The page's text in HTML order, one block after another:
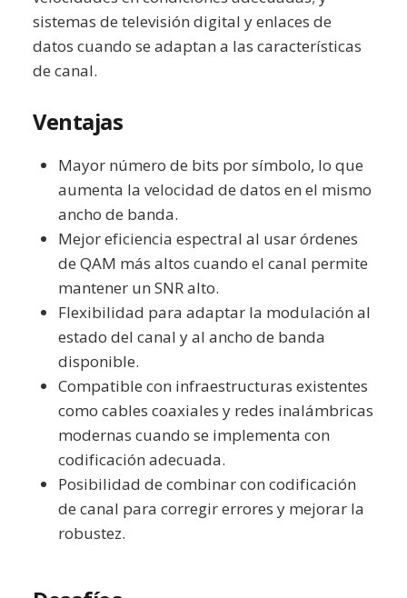
sistemas de televisión digital y enlaces de
datos cuando se adaptan a las características
de canal.
Ventajas
Mayor número de bits por símbolo, lo que
aumenta la velocidad de datos en el mismo
ancho de banda.
Mejor eficiencia espectral al usar órdenes
de QAM más altos cuando el canal permite
mantener un SNR alto.
Flexibilidad para adaptar la modulación al
estado del canal y al ancho de banda
disponible.
Compatible con infraestructuras existentes
como cables coaxiales y redes inalámbricas
modernas cuando se implementa con
codificación adecuada.
Posibilidad de combinar con codificación
de canal para corregir errores y mejorar la
robustez.